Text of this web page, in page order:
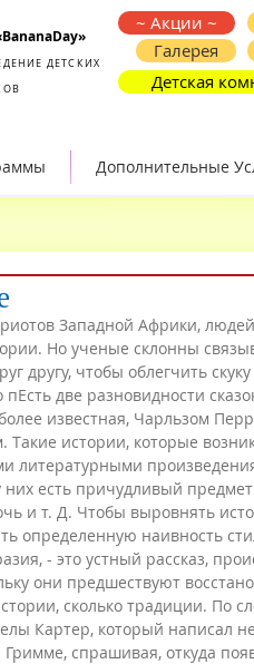
ДЕТСКИХ
~ Акции ~
Галерея
Детская
Дополнительные
Западной Африки,
Но ученые склонны
другу, чтобы облегчить
две разновидности
известная, Чарльзом
истории, которые
литературными
них есть причудливый
и т. Д. Чтобы выровнять
определенную наивность
- это устный рассказ,
они предшествуют
сколько традиции. По
Картер, который написал
спрашивая, откуда